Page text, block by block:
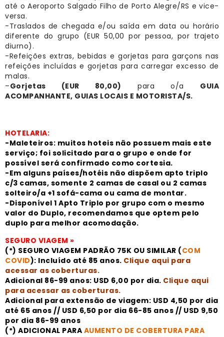
até o Aeroporto Salgado Filho de Porto Alegre/RS e vice-
versa.
-Traslados de chegada e/ou saída em data ou horário
diferente do grupo (EUR 50,00 por pessoa, por trajeto
diurno).
-Refeições extras, bebidas e gorjetas para garçons nas
refeições incluídas e gorjetas para carregar excesso de
malas.
–Gorjetas (EUR 80,00) para o/a GUIA
ACOMPANHANTE, GUIAS LOCAIS E MOTORISTA/S.
HOTELARIA:
-Maleteiros: muitos hoteis não possuem mais este
serviço; foi solicitado para o grupo e onde for
possível será confirmado como cortesia.
-Em alguns países/hotéis não dispõem apto triplo
c/3 camas, somente 2 camas de casal ou 2 camas
solteiro/a +1 sofá-cama ou cama de montar.
-Disponível 1 Apto Triplo por grupo com o mesmo
valor do Duplo, recomendamos que optem pelo
duplo para melhor acomodação.
SEGURO VIAGEM »
(*) SEGURO VIAGEM PADRÃO 75K OU SIMILAR (COM
COVID): Incluído até 85 anos. Clique aqui para
acessar as coberturas.
Adicional 86-99 anos: USD 6,00 por dia. Clique aqui
para acessar as coberturas.
Adicional para extensão de viagem: USD 4,50 por dia
até 65 anos // USD 6,50 por dia 66-85 anos // USD 9,50
por dia 86-99 anos
(*) ADICIONAL PARA AUMENTO DE COBERTURA PARA